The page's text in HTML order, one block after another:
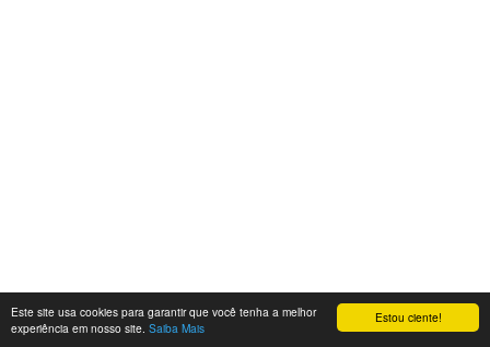
Estou ciente!
Este site usa cookies para garantir que você tenha a melhor
experiência em nosso site. Saiba Mais